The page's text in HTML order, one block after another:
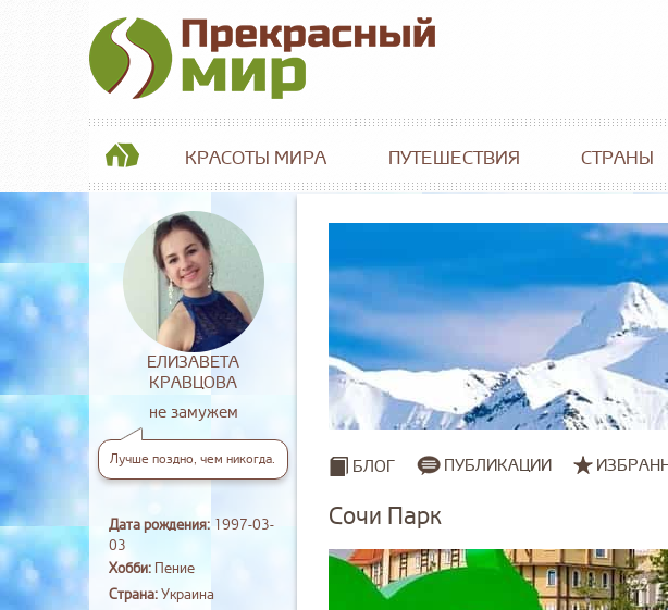
КРАСОТЫ МИРА ПУТЕШЕСТВИЯ СТРАНЫ
ЕЛИЗАВЕТА
КРАВЦОВА
не замужем
Лучше поздно, чем никогда.
Дата рождения: 1997-03-
03
Хобби: Пение
Страна:Украина
БЛОГ ПУБЛИКАЦИИ
Сочи Парк